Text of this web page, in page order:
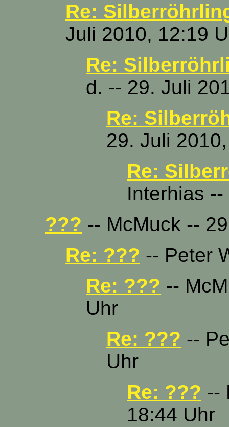
Re:
Juli 2010, 12:19
Re:
d. -- 29. Juli
Re:
29. Juli
Re:
Interhias
??? -- McMuck --
Re: ??? -- Peter
Re: ??? --
Uhr
Re: ??? --
Uhr
Re: ??? --
18:44 Uhr